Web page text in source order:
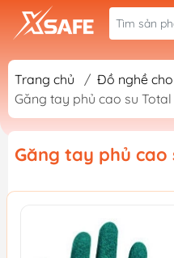
Trang chủ / Đồ nghề
Găng tay phủ cao su Total
Găng tay phủ cao